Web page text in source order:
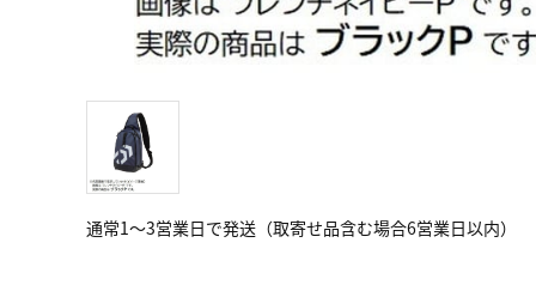
通常1～3営業日で発送（取寄せ品含む場合6営業日以内）